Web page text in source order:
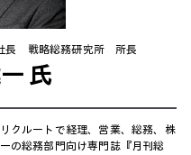
長 戦略総務研究所 所長
氏
クルートで経理、営業、総務、株
の総務部門向け専門誌『月刊総